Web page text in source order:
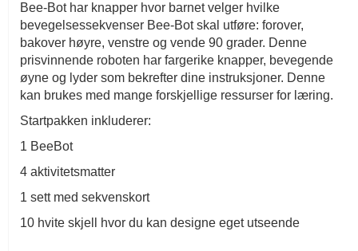
Bee-Bot har knapper hvor barnet velger hvilke
bevegelsessekvenser Bee-Bot skal utføre: forover,
bakover høyre, venstre og vende 90 grader. Denne
prisvinnende roboten har fargerike knapper, bevegende
øyne og lyder som bekrefter dine instruksjoner. Denne
kan brukes med mange forskjellige ressurser for læring.
Startpakken inkluderer:
1 BeeBot
4 aktivitetsmatter
1 sett med sekvenskort
10 hvite skjell hvor du kan designe eget utseende